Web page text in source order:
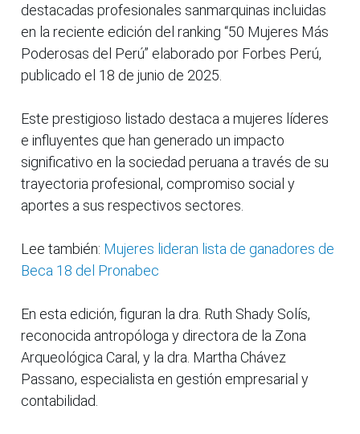
destacadas profesionales sanmarquinas incluidas
en la reciente edición del ranking “50 Mujeres Más
Poderosas del Perú” elaborado por Forbes Perú,
publicado el 18 de junio de 2025.
Este prestigioso listado destaca a mujeres líderes
e influyentes que han generado un impacto
significativo en la sociedad peruana a través de su
trayectoria profesional, compromiso social y
aportes a sus respectivos sectores.
Lee también: Mujeres lideran lista de ganadores de
Beca 18 del Pronabec
En esta edición, figuran la dra. Ruth Shady Solís,
reconocida antropóloga y directora de la Zona
Arqueológica Caral, y la dra. Martha Chávez
Passano, especialista en gestión empresarial y
contabilidad.